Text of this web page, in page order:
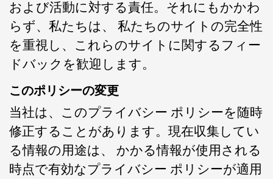
および活動に対する責任。それにもかかわ
らず、私たちは、 私たちのサイトの完全性
を重視し、これらのサイトに関するフィー
ドバックを歓迎します。
このポリシーの変更
当社は、このプライバシー ポリシーを随時
修正することがあります。現在収集してい
る情報の用途は、 かかる情報が使用される
時点で有効なプライバシー ポリシーが適用